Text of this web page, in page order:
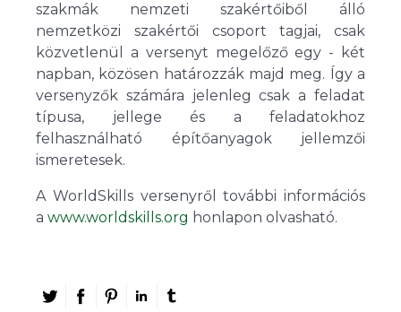
szakmák nemzeti szakértőiből álló
nemzetközi szakértői csoport tagjai, csak
közvetlenül a versenyt megelőző egy - két
napban, közösen határozzák majd meg. Így a
versenyzők számára jelenleg csak a feladat
típusa, jellege és a feladatokhoz
felhasználható építőanyagok jellemzői
ismeretesek.
A WorldSkills versenyről további információs
a www.worldskills.org honlapon olvasható.